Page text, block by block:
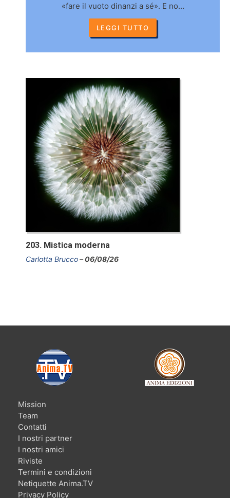
«fare il vuoto dinanzi a sé». E no…
LEGGI TUTTO
203. Mistica moderna
Carlotta Brucco 06/08/26
Mission
Team
Contatti
I nostri partner
I nostri amici
Riviste
Termini e condizioni
Netiquette Anima.TV
Privacy Policy